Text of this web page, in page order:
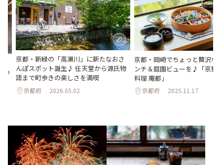
っ
京都・新緑の「高瀬川」に新たなおさ
んぽスポット誕生♪ 任天堂から源氏物
語まで町歩きの楽しさを満喫
京都府 2026.05.02
京都・岡崎でちょっと贅沢な
ンチ＆庭園ビューを♪「京野
料理 庵都」
京都府 2025.11.17